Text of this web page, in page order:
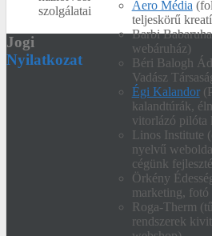
Aero Média
teljeskörű
Barbi
webáruház)
Béri Balogh
Vadász
Égi Kalandor
kalandtúrák,
vitorlázó pilóta
Linos Institute
nyelvű
cégünk
Örkény
marketing, fotó
Roga-Therm
rendszerek
szolgálatai
Jogi
Nyilatkozat